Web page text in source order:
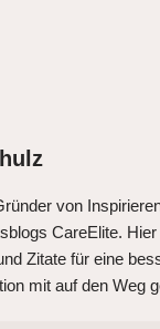
von
CareElite.
Zitate für eine
mit auf den Weg